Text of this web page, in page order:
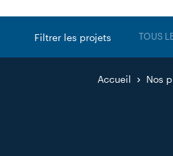
Filtrer les projets
Accueil Nos